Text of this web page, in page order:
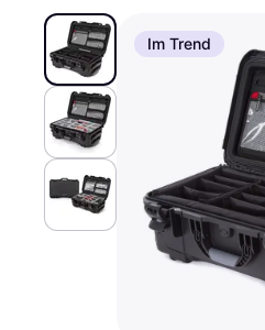
Im Trend